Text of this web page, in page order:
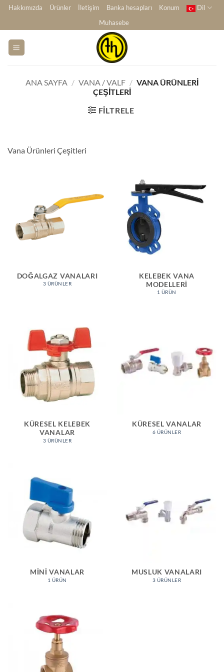
İçeriğe
Hakkımızda Ürünler İletişim Banka hesapları Konum
Dil
Muhasebe
ANA SAYFA / VANA / VALF / VANA ÜRÜNLERI
ÇEŞITLERI
FILTRELE
Vana Ürünleri Çeşitleri
DOĞALGAZ VANALARI
3 ÜRÜNLER
KELEBEK VANA
MODELLERI
1 ÜRÜN
KÜRESEL KELEBEK
VANALAR
3 ÜRÜNLER
KÜRESEL VANALAR
6 ÜRÜNLER
MINI VANALAR
1 ÜRÜN
MUSLUK VANALARI
3 ÜRÜNLER